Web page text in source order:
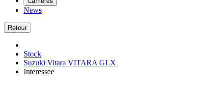
News
Retour
Stock
Suzuki Vitara VITARA GLX
Interessee